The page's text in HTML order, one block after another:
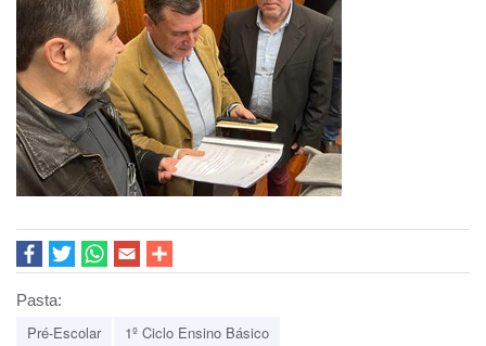
Pasta:
Pré-Escolar
1º Ciclo Ensino Básico